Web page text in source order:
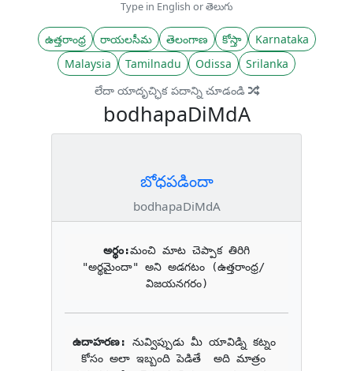
Type in English or తెలుగు
ఉత్తరాంధ్ర రాయలసీమ తెలంగాణ కోస్తా
Karnataka
Malaysia
Tamilnadu Odissa
Srilanka
లేదా యాదృచ్ఛిక పదాన్ని చూడండి
bodhapaDiMdA
బోధపడిందా
bodhapaDiMdA
అర్థం:మంచి మాట చెప్పాక తిరిగి
"అర్థమైందా" అని అడగటం (ఉత్తరాంధ్ర/
విజయనగరం)
ఉదాహరణ: నువ్విప్పుడు మీ యావిడ్ని కట్నం
కోసం అలా ఇబ్బంది పెడితే  అది మాత్రం